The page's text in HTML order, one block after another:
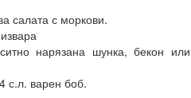
салата с моркови.
нарязана шунка, бекон или
с.л. варен боб.